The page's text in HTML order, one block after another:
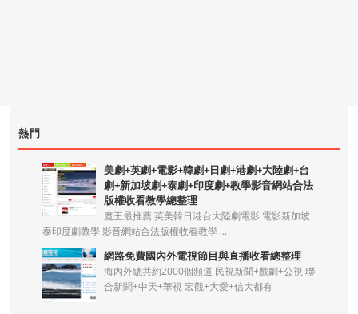
熱門
美劇+英劇+電影+韓劇+日劇+港劇+大陸劇+台
劇+新加坡劇+泰劇+印度劇+教學影音網站合法
版權收看教學總整理
魔王最推薦 英美韓日港台大陸劇電影 電影新加坡
泰印度劇教學 影音網站合法版權收看教學 ...
網路免費國內外電視節目與直播收看總整理
海內外總共約2000個頻道 民視新聞+戲劇+公視 聯
合新聞+中天+華視 宏觀+大愛+信大都有